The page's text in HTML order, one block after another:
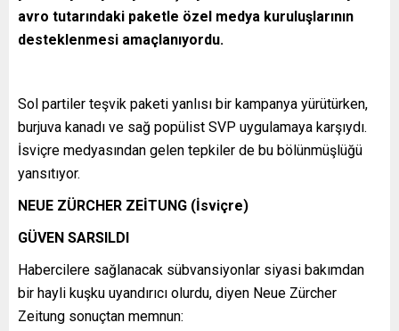
avro tutarındaki paketle özel medya kuruluşlarının
desteklenmesi amaçlanıyordu.
Sol partiler teşvik paketi yanlısı bir kampanya yürütürken,
burjuva kanadı ve sağ popülist SVP uygulamaya karşıydı.
İsviçre medyasından gelen tepkiler de bu bölünmüşlüğü
yansıtıyor.
NEUE ZÜRCHER ZEİTUNG (İsviçre)
GÜVEN SARSILDI
Habercilere sağlanacak sübvansiyonlar siyasi bakımdan
bir hayli kuşku uyandırıcı olurdu, diyen Neue Zürcher
Zeitung sonuçtan memnun: